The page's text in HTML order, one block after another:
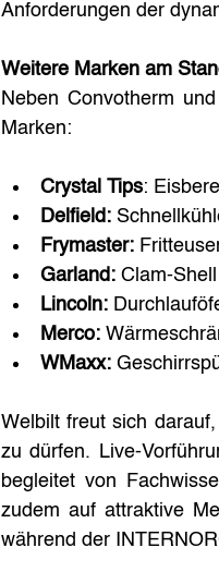
Anforderungen der
Weitere Marken am
Neben Convotherm
Marken:
Crystal Tips:
Delfield:
Frymaster:
Garland: Clam-
Lincoln:
Merco:
WMaxx:
Welbilt freut sich
zu dürfen. Live-
begleitet von
zudem auf attraktive
während der